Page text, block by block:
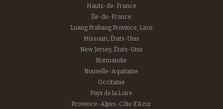
Hauts-de-France
Île-de-France
Luang Prabang Province, Laos
Missouri, États-Unis
New Jersey, États-Unis
Normandie
Nouvelle-Aquitaine
Occitanie
Pays de la Loire
Provence-Alpes-Côte d'Azur